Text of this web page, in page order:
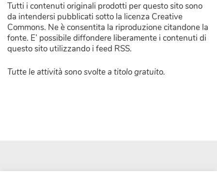
Tutti i contenuti originali prodotti per questo sito sono
da intendersi pubblicati sotto la licenza Creative
Commons. Ne è consentita la riproduzione citandone la
fonte. E’ possibile diffondere liberamente i contenuti di
questo sito utilizzando i feed RSS.
Tutte le attività sono svolte a titolo gratuito.